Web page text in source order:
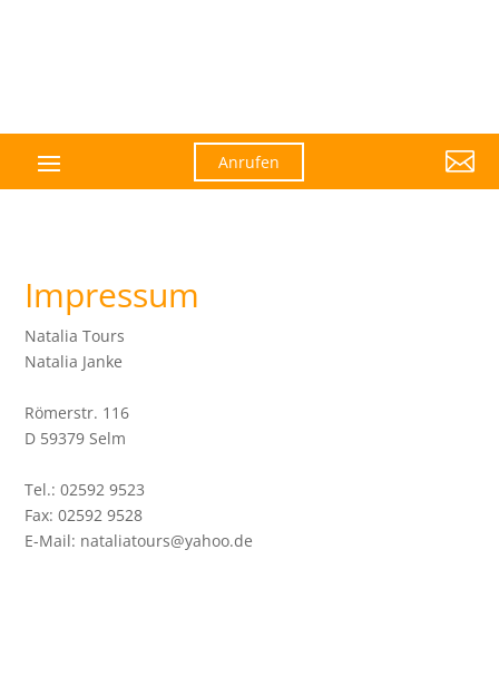
Anrufen 
Impressum
Natalia Tours
Natalia Janke
Römerstr. 116
D 59379 Selm
Tel.: 02592 9523
Fax: 02592 9528
E-Mail: nataliatours@yahoo.de